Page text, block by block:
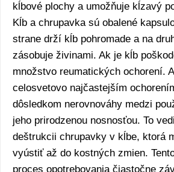
kĺbové plochy a umožňuje kĺzavý
Kĺb a chrupavka sú obalené
strane drží kĺb pohromade a na
zásobuje živinami. Ak je kĺb
množstvo reumatických ochorení.
celosvetovo najčastejším
dôsledkom nerovnováhy medzi
jeho prirodzenou nosnosťou. To
deštrukcii chrupavky v kĺbe, ktorá
vyústiť až do kostných zmien.
proces opotrebovania čiastočne